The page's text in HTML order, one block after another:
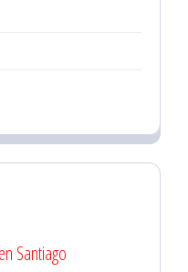
Santiago